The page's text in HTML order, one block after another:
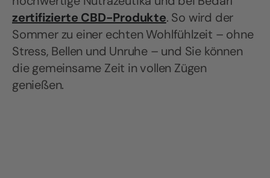
zertifizierte CBD-Produkte. So wird der
Sommer zu einer echten Wohlfühlzeit – ohne
Stress, Bellen und Unruhe – und Sie können
die gemeinsame Zeit in vollen Zügen
genießen.